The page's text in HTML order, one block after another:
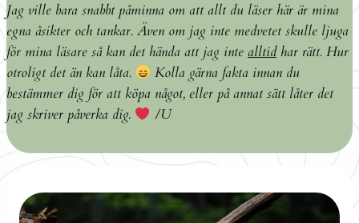
Jag ville bara snabbt påminna om att allt du läser här är mina
egna åsikter och tankar. Även om jag inte medvetet skulle ljuga
för mina läsare så kan det hända att jag inte alltidhar rätt. Hur
otroligt det än kan låta.
Kolla gärna fakta innan du
bestämmer dig för att köpa något, eller på annat sätt låter det
jag skriver påverka dig.
/U